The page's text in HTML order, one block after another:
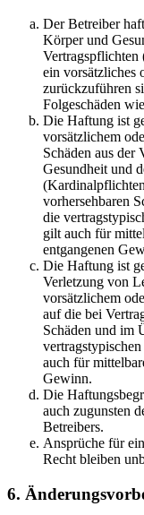
Der Betreiber
Körper und
ein vorsätzliches
zurückzuführen
Folgeschäden
Die Haftung ist
vorsätzlichem
Schäden aus
Gesundheit und
vorhersehbaren
die
gilt auch für
entgangenen
Die Haftung ist
Verletzung von
vorsätzlichem
auf die bei
Schäden und im
auch für
Gewinn.
Die
auch zugunsten
Betreibers.
Ansprüche für
Recht bleiben
6.